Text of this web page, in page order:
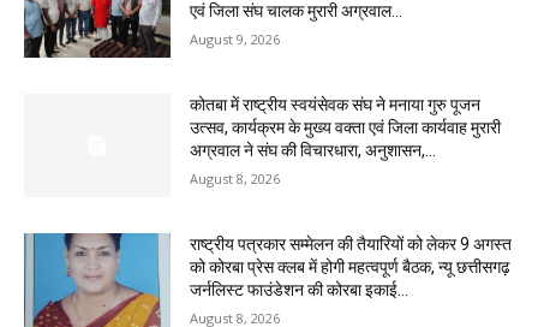
एवं जिला संघ चालक मुरारी अग्रवाल...
August 9, 2026
कोतबा में राष्ट्रीय स्वयंसेवक संघ ने मनाया गुरु पूजन
उत्सव, कार्यक्रम के मुख्य वक्ता एवं जिला कार्यवाह मुरारी
अग्रवाल ने संघ की विचारधारा, अनुशासन,...
August 8, 2026
राष्ट्रीय पत्रकार सम्मेलन की तैयारियों को लेकर 9 अगस्त
को कोरबा प्रेस क्लब में होगी महत्वपूर्ण बैठक, न्यू छत्तीसगढ़
जर्नलिस्ट फाउंडेशन की कोरबा इकाई...
August 8, 2026